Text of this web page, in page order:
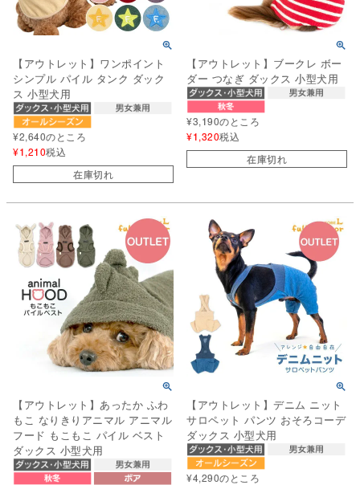
【アウトレット】ワンポイント
シンプル パイル タンク ダック
ス 小型犬用
¥2,640のところ
¥1,210税込
在庫切れ
【アウトレット】ブークレ ボー
ダー つなぎ ダックス 小型犬用
¥3,190のところ
¥1,320税込
在庫切れ
【アウトレット】あったか ふわ
もこ なりきりアニマル アニマル
フード もこもこ パイル ベスト
ダックス 小型犬用
【アウトレット】デニム ニット
サロペット パンツ おそろコーデ
ダックス 小型犬用
¥4,290のところ